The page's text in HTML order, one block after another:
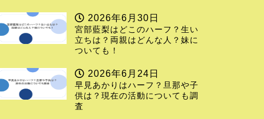
2026年6月30日
宮部藍梨はどこのハーフ？生い
立ちは？両親はどんな人？妹に
ついても！
2026年6月24日
早見あかりはハーフ？旦那や子
供は？現在の活動についても調
査